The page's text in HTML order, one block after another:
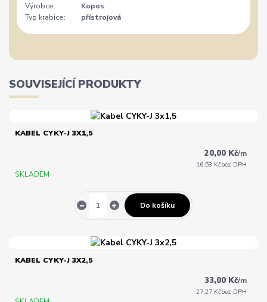
Výrobce:
Kopos
Typ krabice:
přístrojová
SOUVISEJÍCÍ PRODUKTY
KABEL CYKY-J 3X1,5
20,00 Kč/m
16,53 Kčbez DPH
SKLADEM
Do košíku
KABEL CYKY-J 3X2,5
33,00 Kč/m
27,27 Kčbez DPH